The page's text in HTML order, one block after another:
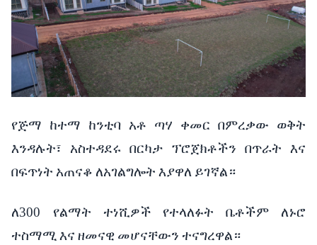
የጅማ ከተማ ከንቲባ አቶ ጣሃ ቀመር በምረቃው
ወቅት
እንዳሉት፣
አስተዳደሩ በርካታ ፕሮጀክቶችን በጥራት
እና
በፍጥነት አጠናቆ ለአገልግሎት እያዋለ ይገኛል።
ለ300 የልማት ተነሺዎች የተላለፉት ቤቶችም
ለኑሮ
ተስማሚእና ዘመናዊ መሆናቸውን ተናግረዋል።